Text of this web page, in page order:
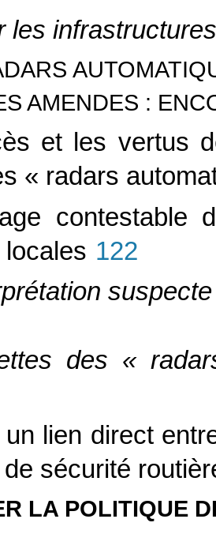
les infrastructures
AMENDES :
et les vertus
« radars
contestable
122
des «
lien direct
sécurité
LA POLITIQUE